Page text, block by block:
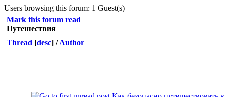
Users browsing this forum: 1 Guest(s)
Mark this forum read
Путешествия
Thread [desc] /Author